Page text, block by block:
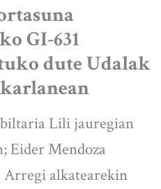
GI-631
dute Udalak
Lili jauregian
Eider Mendoza
alkatearekin